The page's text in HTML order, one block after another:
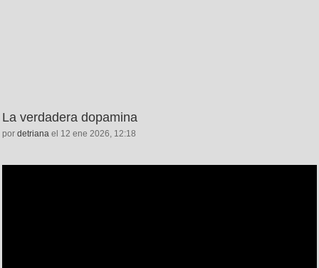
La verdadera dopamina
por detriana el 12 ene 2026, 12:18